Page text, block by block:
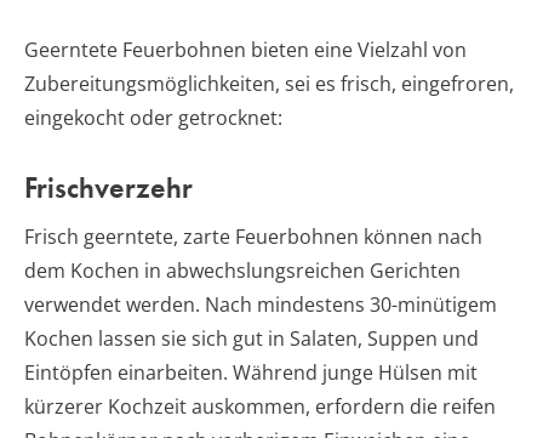
Geerntete Feuerbohnen bieten eine Vielzahl von
Zubereitungsmöglichkeiten, sei es frisch, eingefroren,
eingekocht oder getrocknet:
Frischverzehr
Frisch geerntete, zarte Feuerbohnen können nach
dem Kochen in abwechslungsreichen Gerichten
verwendet werden. Nach mindestens 30-minütigem
Kochen lassen sie sich gut in Salaten, Suppen und
Eintöpfen einarbeiten. Während junge Hülsen mit
kürzerer Kochzeit auskommen, erfordern die reifen